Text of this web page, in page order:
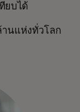
ยบได้
นแห่งทั่วโลก